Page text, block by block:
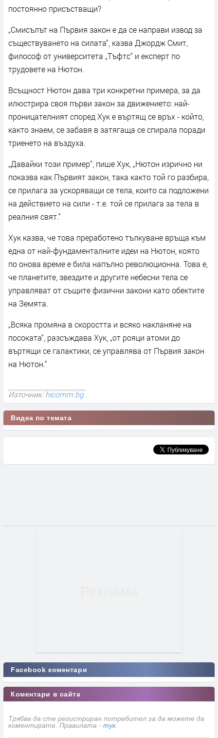
постоянно присъстващи?
„Смисълът на Първия закон е да се направи извод за
съществуването на силата“, казва Джордж Смит,
философ от университета „Тъфтс“ и експерт по
трудовете на Нютон.
Всъщност Нютон дава три конкретни примера, за да
илюстрира своя първи закон за движението: най-
проницателният според Хук е въртящ се връх - който,
както знаем, се забавя в затягаща се спирала поради
триенето на въздуха.
„Давайки този пример“, пише Хук, „Нютон изрично ни
показва как Първият закон, така както той го разбира,
се прилага за ускоряващи се тела, които са подложени
на действието на сили - т.е. той се прилага за тела в
реалния свят.“
Хук казва, че това преработено тълкуване връща към
една от най-фундаменталните идеи на Нютон, която
по онова време е била напълно революционна. Това е,
че планетите, звездите и другите небесни тела се
управляват от същите физични закони като обектите
на Земята.
„Всяка промяна в скоростта и всяко накланяне на
посоката“, разсъждава Хук, „от рояци атоми до
въртящи се галактики, се управлява от Първия закон
на Нютон.“
Източник:hicomm.bg
Видеа по темата
Facebook коментари
Коментари в сайта
Трябва да сте регистриран потребител за да можете да
коментирате. Правилата - тук